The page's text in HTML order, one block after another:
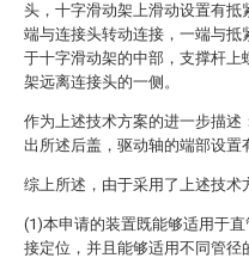
头，十字滑动架上滑动设置有
端与连接头转动连接，一端与
于十字滑动架的中部，支撑杆
架远离连接头的一侧。
作为上述技术方案的进一步描
出所述后盖，驱动轴的端部设置
综上所述，由于采用了上述技术
(1)本申请的装置既能够适用于
接定位，并且能够适用不同管